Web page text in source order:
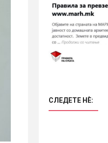
СЛЕДЕТЕ НÈ: